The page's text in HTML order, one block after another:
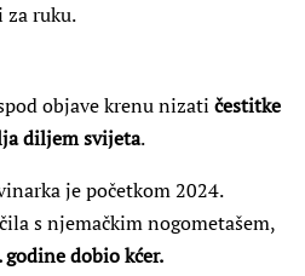
za ruku.
objave krenu nizati čestitke
diljem svijeta.
je početkom 2024.
s njemačkim nogometašem,
dobio kćer.